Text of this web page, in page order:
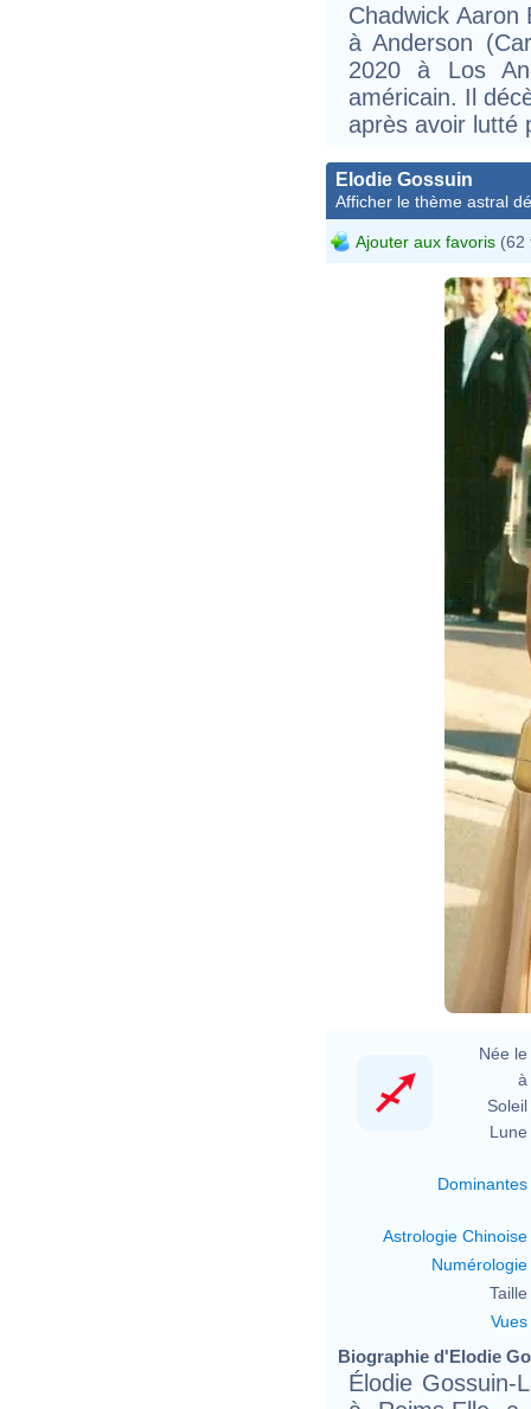
Chadwick
à Anderson
2020 à Los
américain. Il
après avoir lutté
Elodie Gossuin
Afficher le thème astral
Ajouter aux favoris (62
Née le
à
Soleil
Lune
Dominantes
Astrologie Chinoise
Numérologie
Taille
Vues
Biographie d'Elodie
Élodie Gossuin-